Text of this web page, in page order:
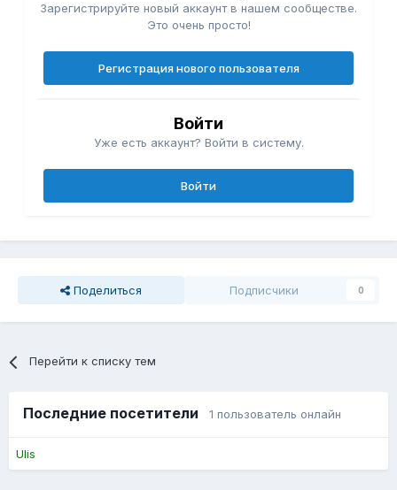
Зарегистрируйте новый аккаунт в нашем сообществе.
Это очень просто!
Регистрация нового пользователя
Войти
Уже есть аккаунт? Войти в систему.
Войти
Поделиться Подписчики 0
Перейти к списку тем
Последние посетители 1 пользователь онлайн
Ulis